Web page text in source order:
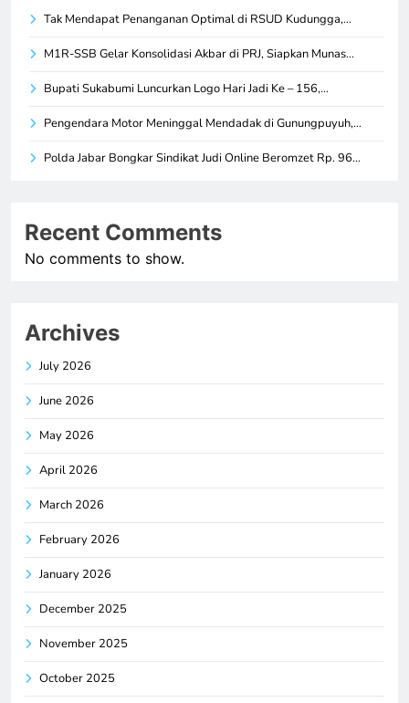
Tak Mendapat Penanganan Optimal di RSUD Kudungga,…
M1R-SSB Gelar Konsolidasi Akbar di PRJ, Siapkan Munas…
Bupati Sukabumi Luncurkan Logo Hari Jadi Ke – 156,…
Pengendara Motor Meninggal Mendadak di Gunungpuyuh,…
Polda Jabar Bongkar Sindikat Judi Online Beromzet Rp. 96…
Recent Comments
No comments to show.
Archives
July 2026
June 2026
May 2026
April 2026
March 2026
February 2026
January 2026
December 2025
November 2025
October 2025